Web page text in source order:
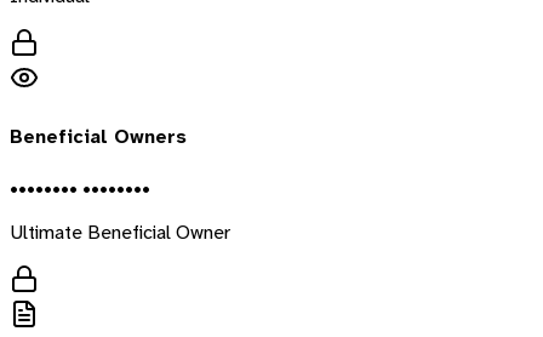
Beneficial Owners
•••••••• ••••••••
Ultimate Beneficial Owner